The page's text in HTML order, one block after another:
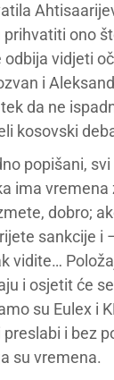
ono
vidjeti
i
da ne
kosovski
popišani,
ima
dobro;
sankcije i
vidite…
i osjetit će
su Eulex i
i bez
su vremena.